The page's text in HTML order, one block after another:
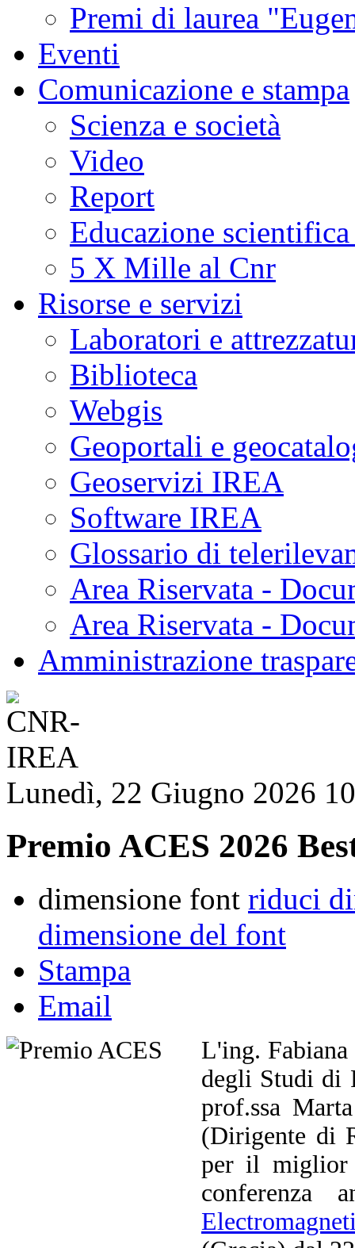
Premi di laurea
Eventi
Comunicazione e stampa
Scienza e società
Video
Report
Educazione
5 X Mille al Cnr
Risorse e servizi
Laboratori e
Biblioteca
Webgis
Geoportali e
Geoservizi IREA
Software IREA
Glossario di
Area Riservata -
Area Riservata -
Amministrazione
Lunedì, 22 Giugno 2026
Premio ACES 2026
dimensione font riduci
dimensione del font
Stampa
Email
L'ing.
degli Studi di
prof.ssa
(Dirigente di
per il miglior
conferenza